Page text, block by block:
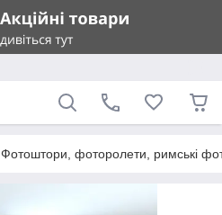
Фотоштори, фоторолети, римські